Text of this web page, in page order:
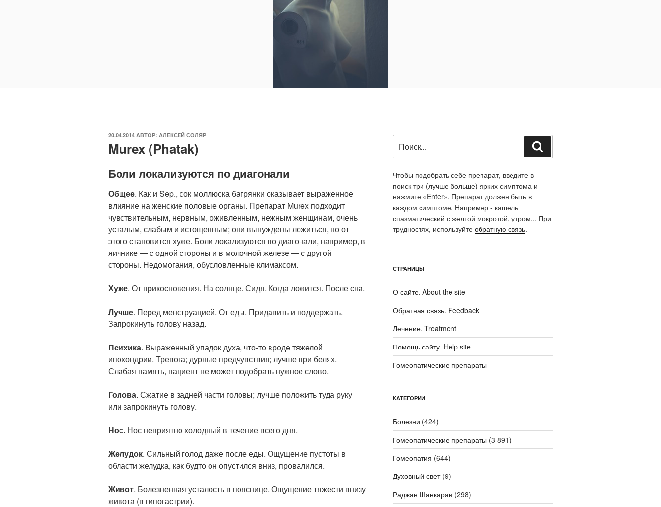
ОПУБЛИКОВАНО
20.04.2014 АВТОР: АЛЕКСЕЙ СОЛЯР
Murex (Phatak)
Боли локализуются по диагонали
Общее. Как и Sep., сок моллюска багрянки оказывает выраженное
влияние на женские половые органы. Препарат Murex подходит
чувствительным, нервным, оживленным, нежным женщинам, очень
усталым, слабым и истощенным; они вынуждены ложиться, но от
этого становится хуже. Боли локализуются по диагонали, например, в
яичнике — с одной стороны и в молочной железе — с другой
стороны. Недомогания, обусловленные климаксом.
Хуже. От прикосновения. На солнце. Сидя. Когда ложится. После сна.
Лучше. Перед менструацией. От еды. Придавить и поддержать.
Запрокинуть голову назад.
Психика. Выраженный упадок духа, что-то вроде тяжелой
ипохондрии. Тревога; дурные предчувствия; лучше при белях.
Слабая память, пациент не может подобрать нужное слово.
Голова. Сжатие в задней части головы; лучше положить туда руку
или запрокинуть голову.
Нос. Нос неприятно холодный в течение всего дня.
Желудок. Сильный голод даже после еды. Ощущение пустоты в
области желудка, как будто он опустился вниз, провалился.
Живот. Болезненная усталость в пояснице. Ощущение тяжести внизу
живота (в гипогастрии).
Чтобы подобрать себе препарат, введите в
поиск три (лучше больше) ярких симптома и
нажмите «Enter». Препарат должен быть в
каждом симптоме. Например - кашель
спазматический с желтой мокротой, утром... При
трудностях, используйте обратную связь.
СТРАНИЦЫ
О сайте. About the site
Обратная связь. Feedback
Лечение. Treatment
Помощь сайту. Help site
Гомеопатические препараты
КАТЕГОРИИ
Болезни (424)
Гомеопатические препараты (3 891)
Гомеопатия (644)
Духовный свет(9)
Раджан Шанкаран (298)